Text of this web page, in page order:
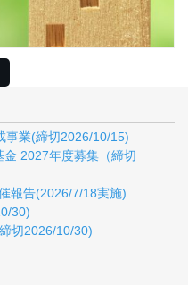
事業(締切2026/10/15)
2027年度募集（締切
報告(2026/7/18実施)
30)
切2026/10/30)